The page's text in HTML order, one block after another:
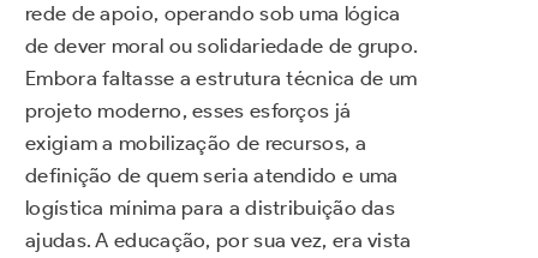
rede de apoio, operando sob uma lógica
de dever moral ou solidariedade de grupo.
Embora faltasse a estrutura técnica de um
projeto moderno, esses esforços já
exigiam a mobilização de recursos, a
definição de quem seria atendido e uma
logística mínima para a distribuição das
ajudas. A educação, por sua vez, era vista